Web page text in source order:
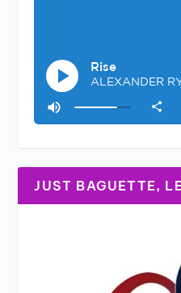
JUST BAGUETTE,